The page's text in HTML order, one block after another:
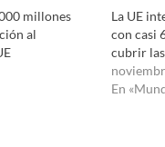
millones
al
La UE
con casi
cubrir
En